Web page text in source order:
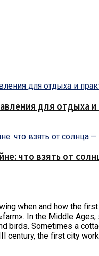
для отдыха
что взять от
when and how the
In the Middle
birds. Sometimes a
century, the first city